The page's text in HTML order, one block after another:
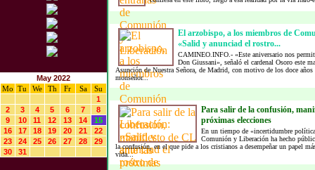
May 2022
Mo
Tu We Th Fr Sa
Su
1
2
3 4 5 6 7
8
9
10 11 12 13 14
15
16
17 18 19 20 21
22
23
24 25 26 27 28
29
30
31
El arzobispo, a los miembros de
«Salid y anunciad el rostro...
CAMINEO.INFO.- «Este aniversario nos
Don Giussani», señaló el cardenal Osoro este
Asunción de Nuestra Señora, de Madrid, con motivo de los doce
monseñor...
Para salir de la confusión,
próximas elecciones
En un tiempo de «incertidumbre
Comunión y Liberación ha hecho
la confusión, en el que pide a los cristianos a desempeñar un papel
vida...